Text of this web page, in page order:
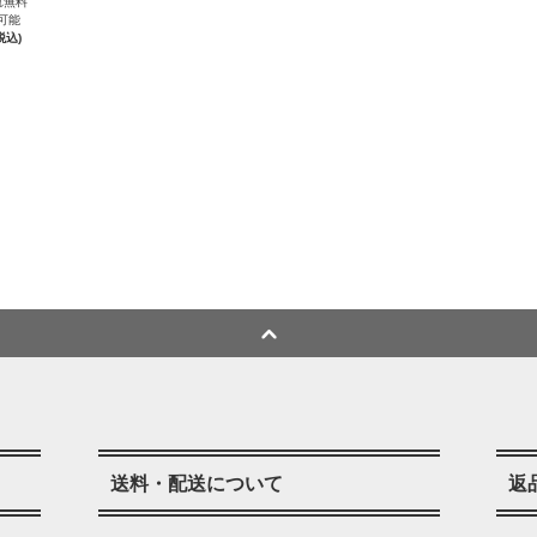
能
込)
送料・配送について 返